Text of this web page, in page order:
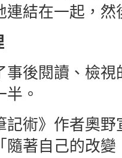
連結在一起，
事後閱讀、檢
。
記術》作者奧
隨著自己的改